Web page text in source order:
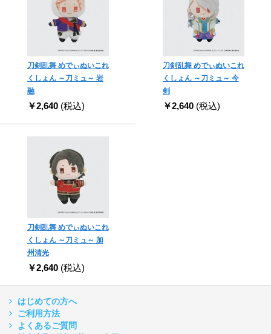
刀剣乱舞 めでぃぬいこれ
くしょん ～刀ミュ～ 岩
融
￥2,640 (税込)
刀剣乱舞 めでぃぬいこれ
くしょん ～刀ミュ～ 今
剣
￥2,640 (税込)
刀剣乱舞 めでぃぬいこれ
くしょん ～刀ミュ～ 加
州清光
￥2,640 (税込)
はじめての方へ
ご利用方法
よくあるご質問